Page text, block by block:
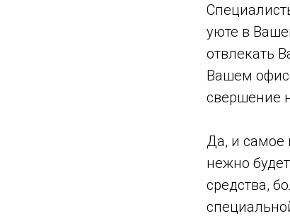
уюте в
отвлекать
Вашем
свершение
Да, и самое
нежно
средства,